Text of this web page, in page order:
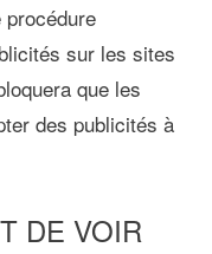
sur les sites
que les
des publicités à
DE VOIR